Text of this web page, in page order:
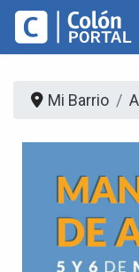
Mi Barrio